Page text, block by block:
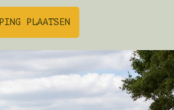
PLAATSEN